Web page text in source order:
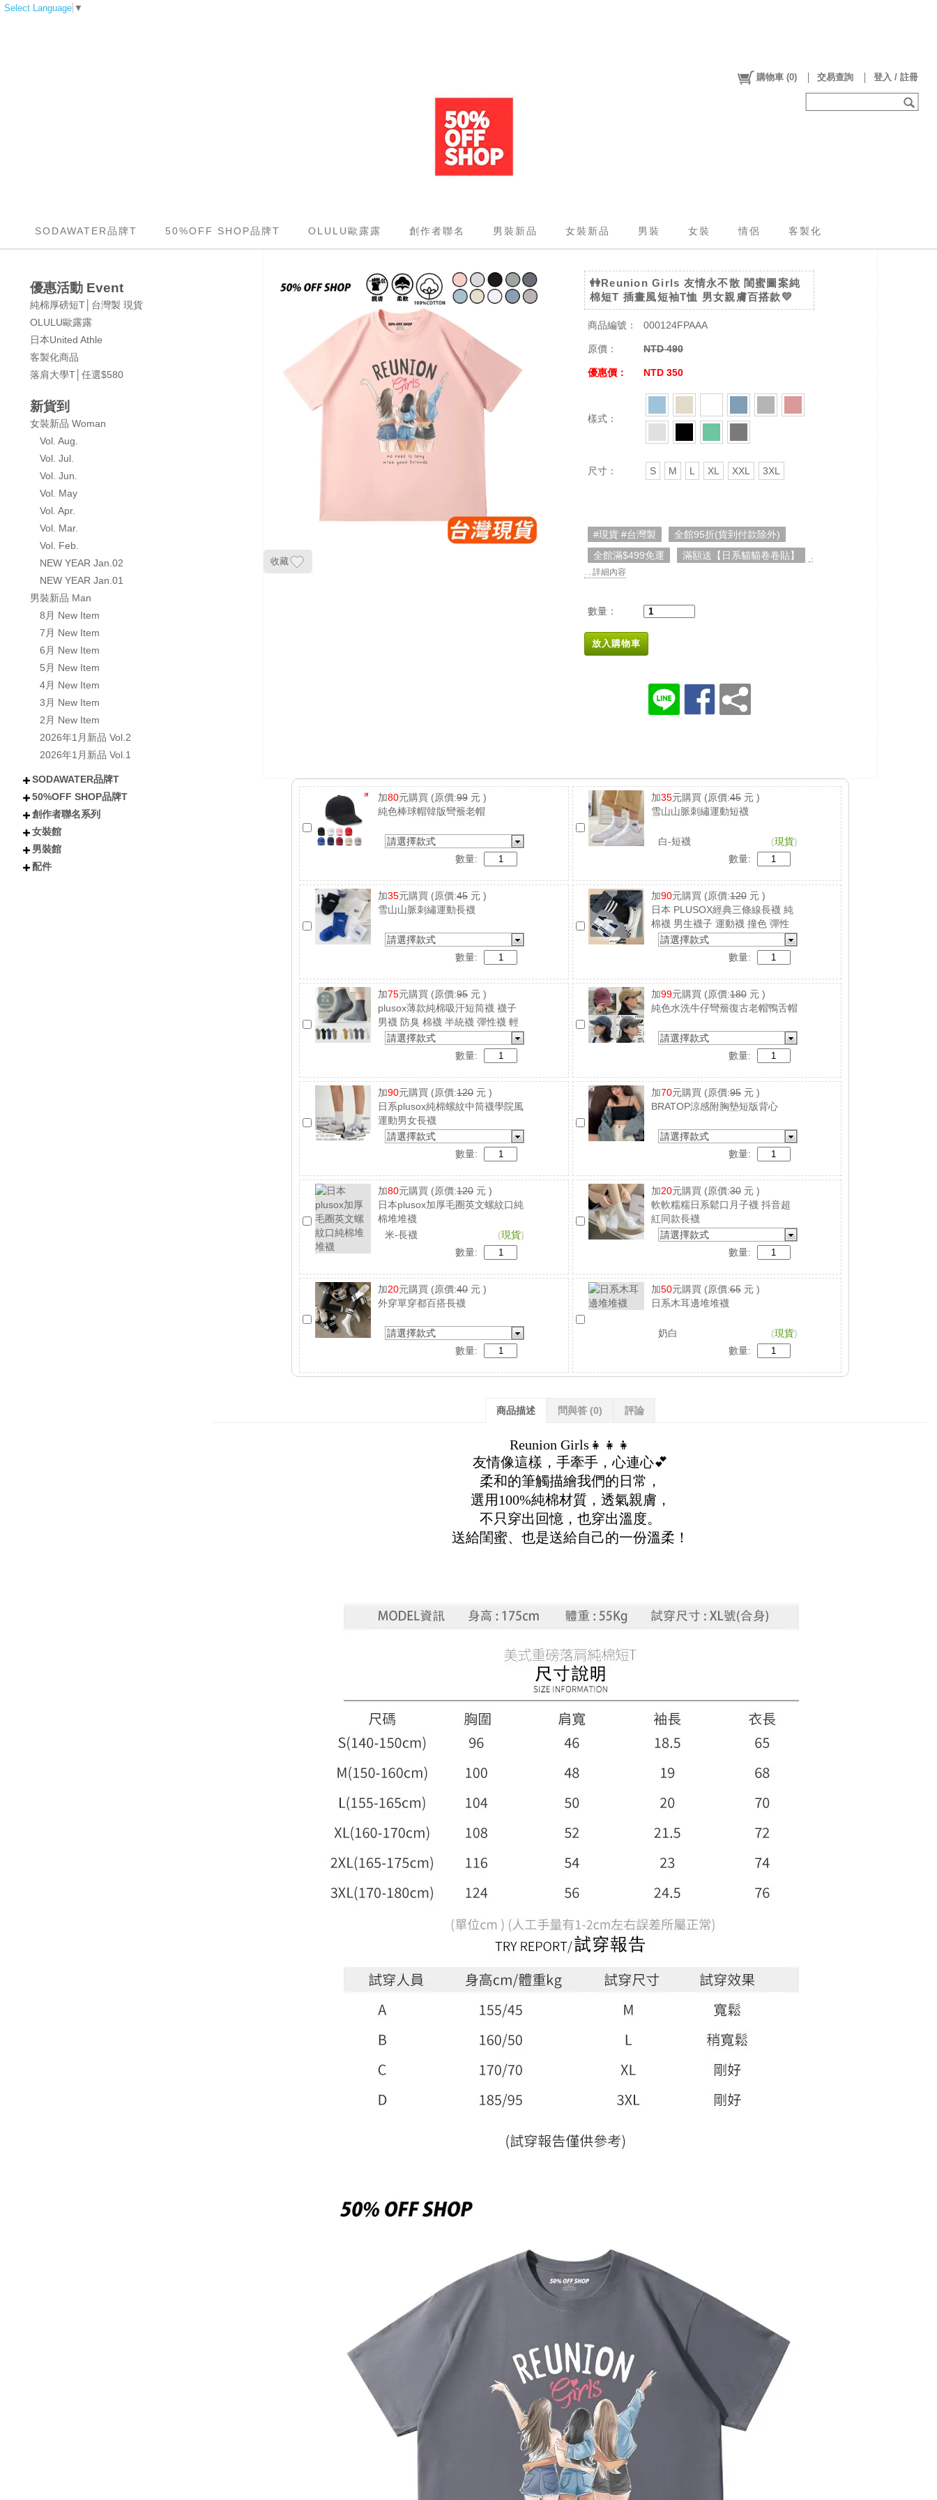
Select Language ▼
SODAWATER品牌T 50%OFF SHOP品牌T OLULU歐露露 創作者聯名 男裝新品 女裝新品 男裝 女裝 情侶 客製化
購物車 (0) 交易查詢 登入 / 註冊
優惠活動 Event
純棉厚磅短T│台灣製 現貨
OLULU歐露露
日本United Athle
客製化商品
落肩大學T│任選$580
新貨到
女裝新品 Woman
Vol. Aug.
Vol. Jul.
Vol. Jun.
Vol. May
Vol. Apr.
Vol. Mar.
Vol. Feb.
NEW YEAR Jan.02
NEW YEAR Jan.01
男裝新品 Man
8月 New Item
7月 New Item
6月 New Item
5月 New Item
4月 New Item
3月 New Item
2月 New Item
2026年1月新品 Vol.2
2026年1月新品 Vol.1
SODAWATER品牌T
不分類
全部短袖商品
全部長袖商品
全部外套COAT
喵汪星人
小熊│泰迪熊
有梗文字TEE
Y2K
美式風格
日式風格
戰國貓大人
肌肉地獄
暗黑
50%OFF SHOP品牌T
不分類
所有短袖商品
所有涼感抗UV機能T
所有長袖商品
貓貓
狗狗
小熊
下午茶甜點
卡通
潮流
創作者聯名系列
不分類
阿香啵啵
Kono可諾
小舒舒
吃貨少女あか
奶加
鳥人瑞克斯
貝莉蒂絲
兔森森
米歪
蜜糖貓
Mineko_meow
煥悅工作室聯名
海王u魚
悠五 YuWu
擔擔麵
晴海はるみ
河豚小妞
酒咪
天奈莓璐 聯名
野生的淡水人 聯名
他(子) 聯名
夏琳(阿琳阿琳琳)聯名
雷德古雷夫 聯名
迪亞雜藝舖 聯名
熙潞姆 Shirumu聯名
嘎旋旋 聯名
霓茶 聯名
白兔兔兔聯名
Sam Bai✦ 桑唄✦聯名
咪寶 聯名
彌羽ゆう 聯名
柔一口甜 聯名
プラチナ普拉祈娜 聯名款
波風水雞 聯名
諾芙.exe聯名
鼠芝ミルチ 聯名
大鴉 聯名
蜜柑あいみ 聯名
來楽 聯名
緋嫣_睡眠ドーナツ聯名
伊德海拉ヽ 聯名
夢寐愛姆ユメビエム 聯名
吾貓ねこです聯名
阡狐Huni聯名
喇密聯名
阿栗栗聯名
皮立聯名
清玉聯名
水兔海聯名
諾櫻Noe聯名
日本曼生活聯名
萬萬丶聯名
米哇哇みわわ聯名
茶茶狐聯名
阿尼婪聯名
朶菟菈聯名
爪爪貓聯名
天奈雪羽聯名
黑狐洛克
夜某YamOuO聯名
綿羽ミルフィ
七兔なよみ聯名
小靜しずか聯名
楓棠兒聯名
嶺上荏染聯名
滔滔ラ聯名
橙雨沐沿聯名
五十鈴抹茶糰子
浮浪x飛行者
女裝館
不分類
上衣
短袖
長袖
連衣裙
雪紡/針織
襯衫
套裝
背心
下身
短褲
長褲
短裙
長裙
外套
夾克
風衣
牛仔外套
鋪棉外套
毛衣外套
女鞋
配件
襪子
包包
男裝館
不分類
上衣
外套
褲子
配件
配件
收藏
👭Reunion Girls 友情永不散 閨蜜圖案純
棉短T 插畫風短袖T恤 男女親膚百搭款💛
商品編號： 000124FPAAA
原價： NTD 490
優惠價： NTD 350
樣式：
尺寸： S M L XL XXL 3XL
#現貨 #台灣製
全館95折(貨到付款除外)
全館滿$499免運
滿額送【日系貓貓卷卷貼】
.
. . 詳細內容
數量：
放入購物車
加80元購買 (原價:99 元 )
純色棒球帽韓版彎簷老帽
請選擇款式
數量:
加35元購買 (原價:45元 )
雪山山脈刺繡運動短襪
白-短襪 (現貨)
數量:
加35元購買 (原價:45 元 )
雪山山脈刺繡運動長襪
請選擇款式
數量:
加90元購買 (原價:120元 )
日本 PLUSOX經典三條線長襪 純
棉襪 男生襪子 運動襪 撞色 彈性
襪 吸汗 防臭
請選擇款式
數量:
加75元購買 (原價:95 元 )
plusox薄款純棉吸汗短筒襪 襪子
男襪 防臭 棉襪 半統襪 彈性襪 輕
薄透氣
請選擇款式
數量:
加99元購買 (原價:180元 )
純色水洗牛仔彎簷復古老帽鴨舌帽
請選擇款式
數量:
加90元購買 (原價:120 元 )
日系plusox純棉螺紋中筒襪學院風
運動男女長襪
請選擇款式
數量:
加70元購買 (原價:95元 )
BRATOP涼感附胸墊短版背心
請選擇款式
數量:
加80元購買 (原價:120 元 )
日本plusox加厚毛圈英文螺紋口純
棉堆堆襪
米-長襪
(現貨)
數量:
加20元購買 (原價:30元 )
軟軟糯糯日系鬆口月子襪 抖音超
紅同款長襪
請選擇款式
數量:
加20元購買 (原價:40 元 )
外穿單穿都百搭長襪
請選擇款式
數量:
加50元購買 (原價:65元 )
日系木耳邊堆堆襪
奶白 (現貨)
數量:
商品描述 問與答 (0) 評論